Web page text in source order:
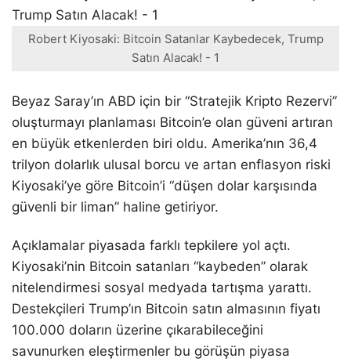
Robert Kiyosaki: Bitcoin Satanlar Kaybedecek, Trump
Satın Alacak! - 1
Beyaz Saray’ın ABD için bir “Stratejik Kripto Rezervi”
oluşturmayı planlaması Bitcoin’e olan güveni artıran
en büyük etkenlerden biri oldu. Amerika’nın 36,4
trilyon dolarlık ulusal borcu ve artan enflasyon riski
Kiyosaki’ye göre Bitcoin’i “düşen dolar karşısında
güvenli bir liman” haline getiriyor.
Açıklamalar piyasada farklı tepkilere yol açtı.
Kiyosaki’nin Bitcoin satanları “kaybeden” olarak
nitelendirmesi sosyal medyada tartışma yarattı.
Destekçileri Trump’ın Bitcoin satın almasının fiyatı
100.000 doların üzerine çıkarabileceğini
savunurken eleştirmenler bu görüşün piyasa